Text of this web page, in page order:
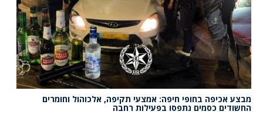
מבצע אכיפה בחופי חיפה: אמצעי תקיפה, אלכוהול וחומרים
החשודים כסמים נתפסו בפעילות רחבה